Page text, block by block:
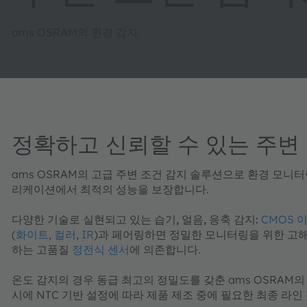
정확하고 신뢰할 수 있는 주
ams OSRAM의 고급 주변 조건 감지 솔루션으로 환경 모니
리케이션에서 최적의 성능을 보장합니다.
다양한 기술로 실현되고 있는 습기, 얼음, 응축 감지: CMOS
(화이트, 컬러, IR)과 페어링하면 정밀한 모니터링을 위한 고
하는 고품질 정전식 센서에 의존합니다.
온도 감지의 경우 동급 최고의 정밀도를 갖춘 ams OSRAM
시에 NTC 기반 설정에 따라 제품 제조 중에 필요한 최종 라